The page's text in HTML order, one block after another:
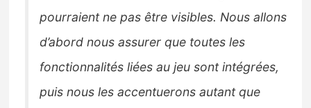
pourraient ne pas être visibles. Nous allons
d’abord nous assurer que toutes les
fonctionnalités liées au jeu sont intégrées,
puis nous les accentuerons autant que